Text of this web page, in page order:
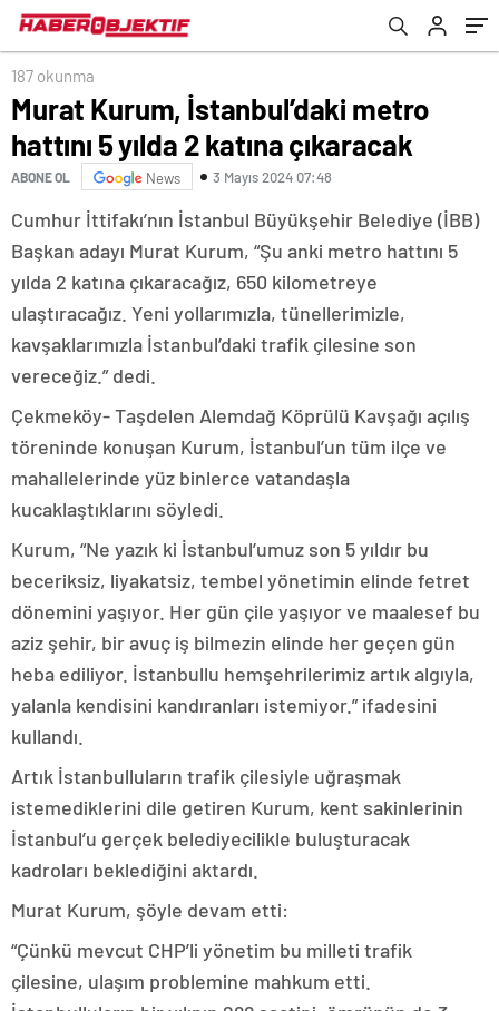
187 okunma
Murat Kurum, İstanbul’daki metro
hattını 5 yılda 2 katına çıkaracak
ABONE OL News 3 Mayıs 2024 07:48
Cumhur İttifakı’nın İstanbul Büyükşehir Belediye (İBB)
Başkan adayı Murat Kurum, “Şu anki metro hattını 5
yılda 2 katına çıkaracağız, 650 kilometreye
ulaştıracağız. Yeni yollarımızla, tünellerimizle,
kavşaklarımızla İstanbul’daki trafik çilesine son
vereceğiz.” dedi.
Çekmeköy- Taşdelen Alemdağ Köprülü Kavşağı açılış
töreninde konuşan Kurum, İstanbul’un tüm ilçe ve
mahallelerinde yüz binlerce vatandaşla
kucaklaştıklarını söyledi.
Kurum, “Ne yazık ki İstanbul’umuz son 5 yıldır bu
beceriksiz, liyakatsiz, tembel yönetimin elinde fetret
dönemini yaşıyor. Her gün çile yaşıyor ve maalesef bu
aziz şehir, bir avuç iş bilmezin elinde her geçen gün
heba ediliyor. İstanbullu hemşehrilerimiz artık algıyla,
yalanla kendisini kandıranları istemiyor.” ifadesini
kullandı.
Artık İstanbulluların trafik çilesiyle uğraşmak
istemediklerini dile getiren Kurum, kent sakinlerinin
İstanbul’u gerçek belediyecilikle buluşturacak
kadroları beklediğini aktardı.
Murat Kurum, şöyle devam etti:
“Çünkü mevcut CHP’li yönetim bu milleti trafik
çilesine, ulaşım problemine mahkum etti.